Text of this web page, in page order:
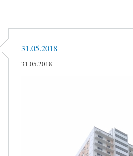
31.05.2018
31.05.2018